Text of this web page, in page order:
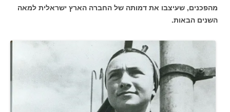
מהפכנים, שעיצבו את דמותה של החברה הארץ ישראלית למאה
השנים הבאות.